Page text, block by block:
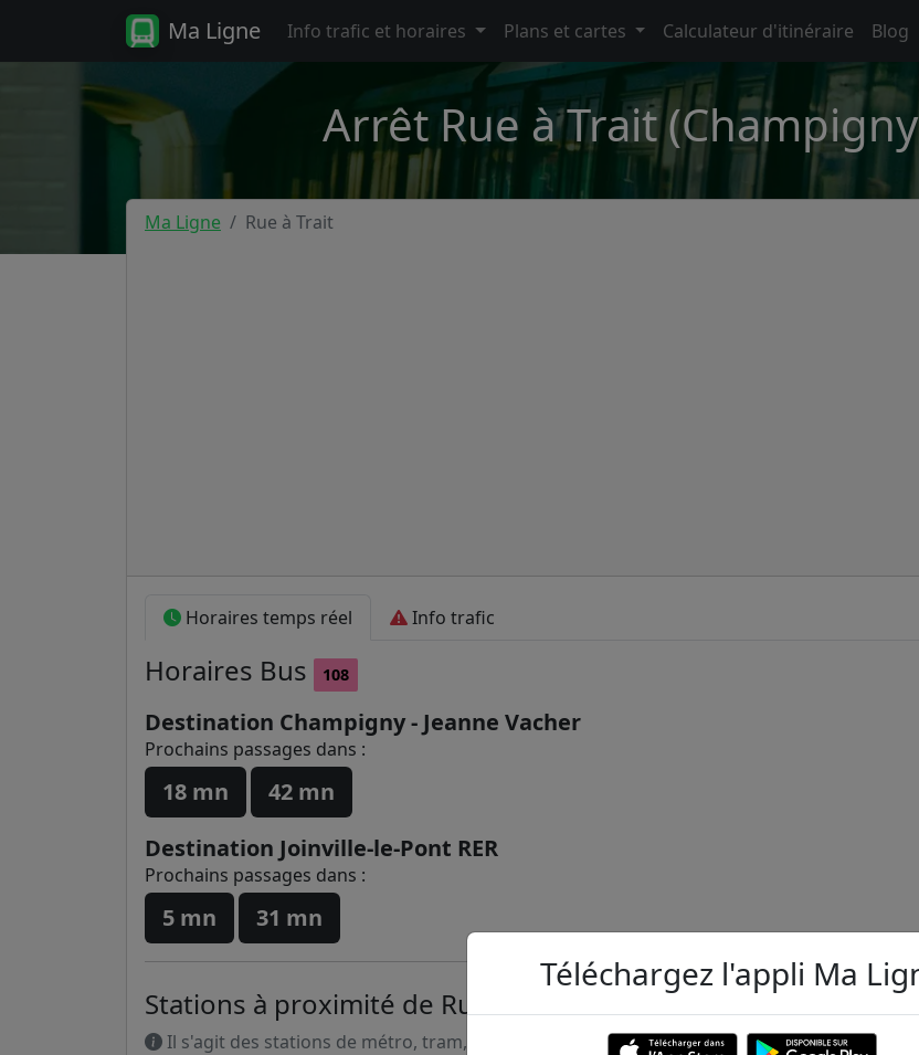
Ma Ligne Info trafic et horaires Plans et cartes Calculateur d'itinéraire Blog
Arrêt Rue à Trait
Ma Ligne Rue à Trait
Horaires temps réel Info trafic
Horaires Bus 108
Destination Champigny - Jeanne Vacher
Prochains passages dans :
18 mn
42 mn
Destination Joinville-le-Pont RER
Prochains passages dans :
5 mn 31 mn
Stations à proximité de Rue à Trait
Il s'agit des stations de métro, tram, RER et transilien situées à moins de 1km de la gare
Téléchargez l'appli Ma